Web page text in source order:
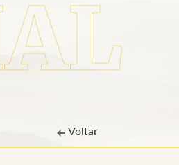
Voltar